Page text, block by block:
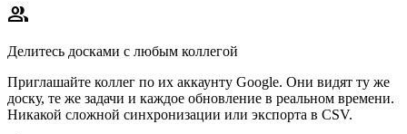
group
Делитесь досками с любым коллегой
Приглашайте коллег по их аккаунту Google. Они видят ту же
доску, те же задачи и каждое обновление в реальном времени.
Никакой сложной синхронизации или экспорта в CSV.